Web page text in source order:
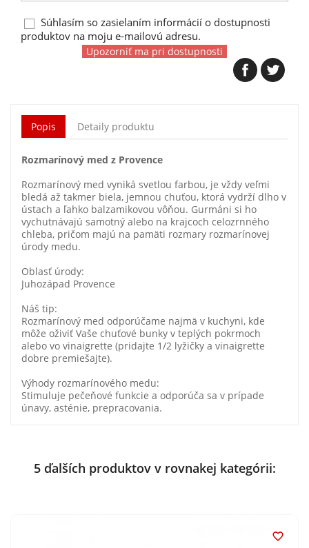
Súhlasím so zasielaním informácií o dostupnosti
produktov na moju e-mailovú adresu.
Upozorniť ma pri dostupnosti
Popis Detaily produktu
Rozmarínový med z Provence
Rozmarínový med vyniká svetlou farbou, je vždy veľmi
bledá až takmer biela, jemnou chuťou, ktorá vydrží dlho v
ústach a ľahko balzamikovou vôňou. Gurmáni si ho
vychutnávajú samotný alebo na krajcoch celozrnného
chleba, pričom majú na pamäti rozmary rozmarínovej
úrody medu.
Oblasť úrody:
Juhozápad Provence
Náš tip:
Rozmarínový med odporúčame najmä v kuchyni, kde
môže oživiť Vaše chuťové bunky v teplých pokrmoch
alebo vo vinaigrette (pridajte 1/2 lyžičky a vinaigrette
dobre premiešajte).
Výhody rozmarínového medu:
Stimuluje pečeňové funkcie a odporúča sa v prípade
únavy, asténie, prepracovania.
5 ďalších produktov v rovnakej kategórii:
